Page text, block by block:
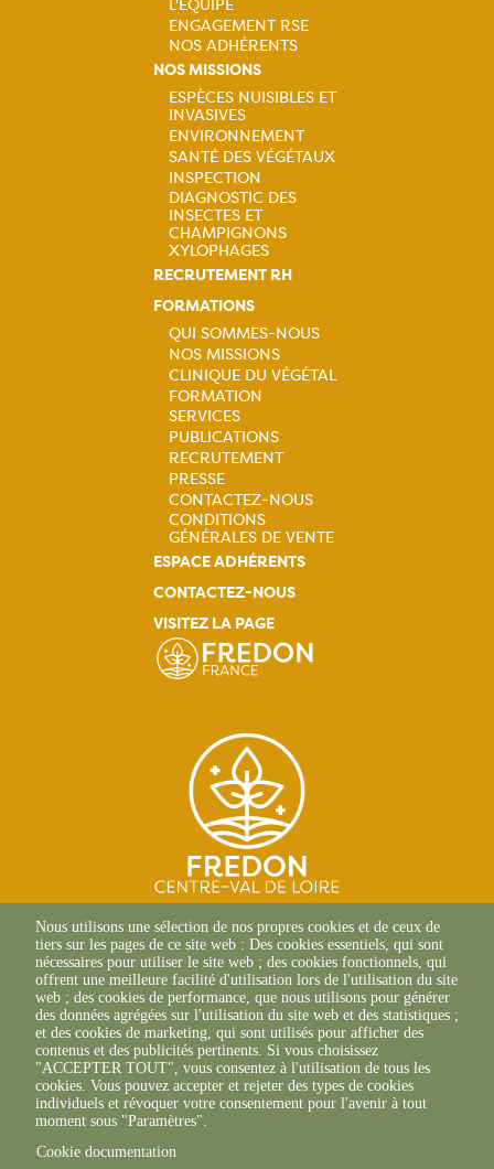
Navigation
principale
L'ÉQUIPE
ENGAGEMENT RSE
NOS ADHÉRENTS
NOS MISSIONS
Navigation
principale
ESPÈCES NUISIBLES ET
INVASIVES
ENVIRONNEMENT
SANTÉ DES VÉGÉTAUX
INSPECTION
DIAGNOSTIC DES
INSECTES ET
CHAMPIGNONS
XYLOPHAGES
RECRUTEMENT RH
FORMATIONS
Navigation
principale
QUI SOMMES-NOUS
NOS MISSIONS
CLINIQUE DU VÉGÉTAL
FORMATION
SERVICES
PUBLICATIONS
RECRUTEMENT
PRESSE
CONTACTEZ-NOUS
CONDITIONS
GÉNÉRALES DE VENTE
ESPACE ADHÉRENTS
CONTACTEZ-NOUS
VISITEZ LA PAGE
SITE D'ORLÉANS
13 Av. des Droits de
l'Homme
45000 Orléans
02 38 42 13 88 (Composer le
canal 1)
SITE DE CHAMBRAY-LÈS-
TOURS
9 ter Rue Augustin Fresnel
37170 Chambray-Les-Tours
Nous utilisons une sélection de nos propres cookies et de ceux de
tiers sur les pages de ce site web : Des cookies essentiels, qui sont
nécessaires pour utiliser le site web ; des cookies fonctionnels, qui
offrent une meilleure facilité d'utilisation lors de l'utilisation du site
web ; des cookies de performance, que nous utilisons pour générer
des données agrégées sur l'utilisation du site web et des statistiques ;
et des cookies de marketing, qui sont utilisés pour afficher des
contenus et des publicités pertinents. Si vous choisissez
"ACCEPTER TOUT", vous consentez à l'utilisation de tous les
cookies. Vous pouvez accepter et rejeter des types de cookies
individuels et révoquer votre consentement pour l'avenir à tout
moment sous "Paramètres".
Cookie documentation